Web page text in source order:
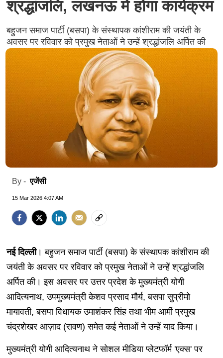
श्रद्धांजलि, लखनऊ में होगा कार्यक्रम
बहुजन समाज पार्टी (बसपा) के संस्थापक कांशीराम की जयंती के
अवसर पर रविवार को प्रमुख नेताओं ने उन्हें श्रद्धांजलि अर्पित की
By -एजेंसी
15 Mar 2026 4:07 AM
नई दिल्ली। बहुजन समाज पार्टी (बसपा) के संस्थापक कांशीराम की
जयंती के अवसर पर रविवार को प्रमुख नेताओं ने उन्हें श्रद्धांजलि
अर्पित की। इस अवसर पर उत्तर प्रदेश के मुख्यमंत्री योगी
आदित्यनाथ, उपमुख्यमंत्री केशव प्रसाद मौर्य, बसपा सुप्रीमो
मायावती, बसपा विधायक उमाशंकर सिंह तथा भीम आर्मी प्रमुख
चंद्रशेखर आज़ाद (रावण) समेत कई नेताओं ने उन्हें याद किया।
मुख्यमंत्री योगी आदित्यनाथ ने सोशल मीडिया प्लेटफॉर्म 'एक्स' पर